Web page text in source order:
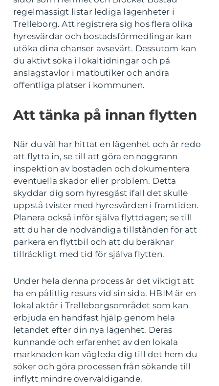
regelmässigt listar lediga lägenheter i
Trelleborg. Att registrera sig hos flera olika
hyresvärdar och bostadsförmedlingar kan
utöka dina chanser avsevärt. Dessutom kan
du aktivt söka i lokaltidningar och på
anslagstavlor i matbutiker och andra
offentliga platser i kommunen.
Att tänka på innan flytten
När du väl har hittat en lägenhet och är redo
att flytta in, se till att göra en noggrann
inspektion av bostaden och dokumentera
eventuella skador eller problem. Detta
skyddar dig som hyresgäst ifall det skulle
uppstå tvister med hyresvärden i framtiden.
Planera också inför själva flyttdagen; se till
att du har de nödvändiga tillstånden för att
parkera en flyttbil och att du beräknar
tillräckligt med tid för själva flytten.
Under hela denna process är det viktigt att
ha en pålitlig resurs vid sin sida. HBIM är en
lokal aktör i Trelleborgsområdet som kan
erbjuda en handfast hjälp genom hela
letandet efter din nya lägenhet. Deras
kunnande och erfarenhet av den lokala
marknaden kan vägleda dig till det hem du
söker och göra processen från sökande till
inflytt mindre överväldigande.